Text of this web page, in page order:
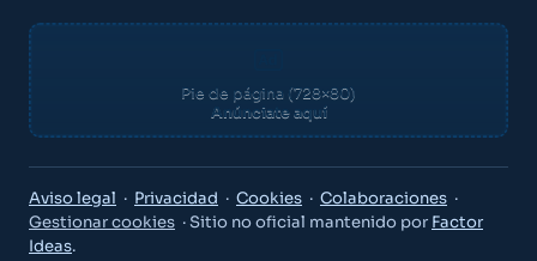
Pie de página (728×80)
Anúnciate aquí
Aviso legal · Privacidad · Cookies · Colaboraciones ·
Gestionar cookies · Sitio no oficial mantenido por Factor
Ideas.